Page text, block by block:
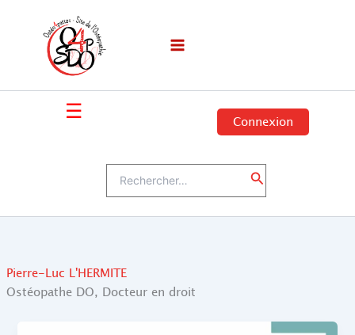
☰ Connexion
Rechercher
Pierre-Luc L'HERMITE
Ostéopathe DO, Docteur en droit